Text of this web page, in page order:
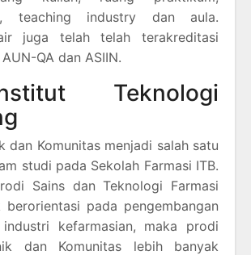
teaching industry dan aula.
juga telah telah terakreditasi
QA dan ASIIN.
Teknologi
dan Komunitas menjadi salah satu
studi pada Sekolah Farmasi ITB.
Sains dan Teknologi Farmasi
berorientasi pada pengembangan
kefarmasian, maka prodi
dan Komunitas lebih banyak